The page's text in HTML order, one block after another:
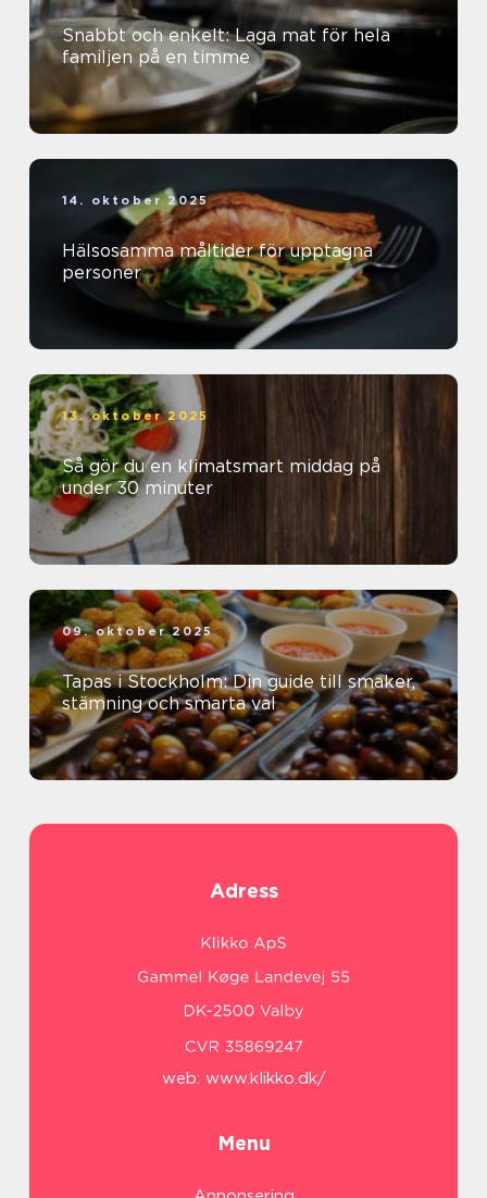
Snabbt och enkelt: Laga mat för hela
familjen på en timme
14. oktober 2025
Hälsosamma måltider för upptagna
personer
13. oktober 2025
Så gör du en klimatsmart middag på
under 30 minuter
09. oktober 2025
Tapas i Stockholm: Din guide till smaker,
stämning och smarta val
Adress
web: www.klikko.dk/
Menu